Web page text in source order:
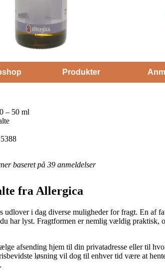
Produkter
– 50 ml
baseret på 39 anmeldelser
fra Allergica
udlover i dag diverse muligheder for fragt. En af
har lyst. Fragtformen er nemlig vældig
afsending hjem til din privatadresse eller til
løsning vil dog til enhver tid være at